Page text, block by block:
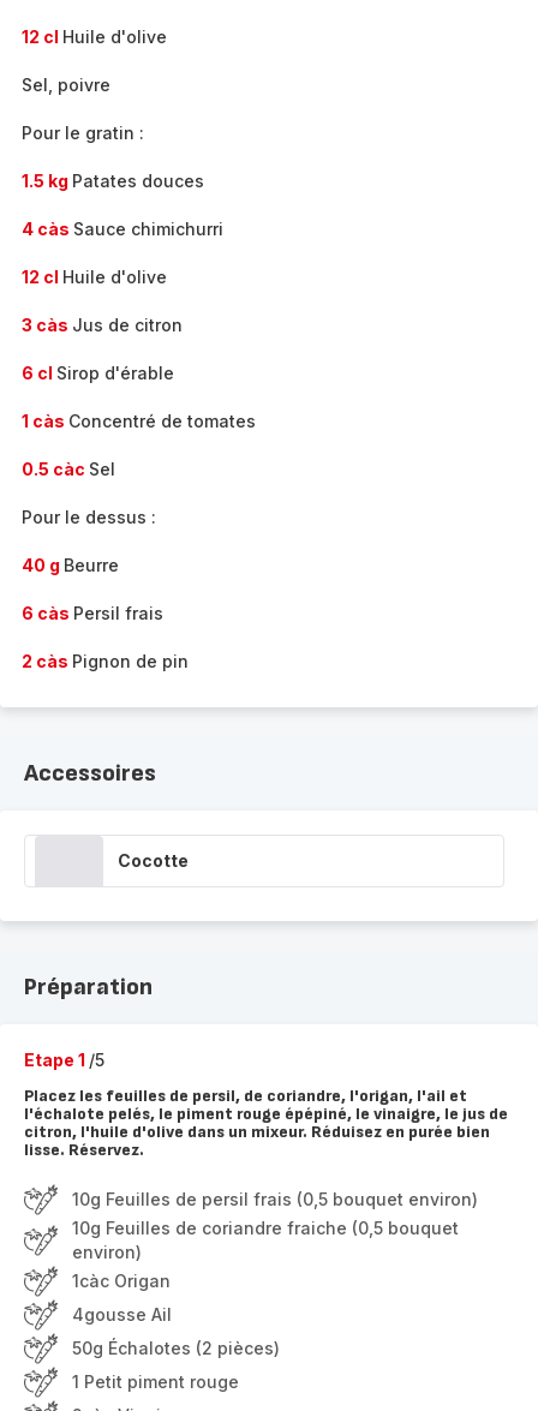
12 cl Huile d'olive
Sel, poivre
Pour le gratin :
1.5 kg Patates douces
4 càs Sauce chimichurri
12 cl Huile d'olive
3 càs Jus de citron
6 cl Sirop d'érable
1 càs Concentré de tomates
0.5 càc Sel
Pour le dessus :
40 g Beurre
6 càs Persil frais
2 càs Pignon de pin
Accessoires
Cocotte
Préparation
Etape 1 /5
Placez les feuilles de persil, de coriandre, l'origan, l'ail et
l'échalote pelés, le piment rouge épépiné, le vinaigre, le jus de
citron, l'huile d'olive dans un mixeur. Réduisez en purée bien
lisse. Réservez.
10g Feuilles de persil frais (0,5 bouquet environ)
10g Feuilles de coriandre fraiche (0,5 bouquet
environ)
1càc Origan
4gousse Ail
50g Échalotes (2 pièces)
1 Petit piment rouge